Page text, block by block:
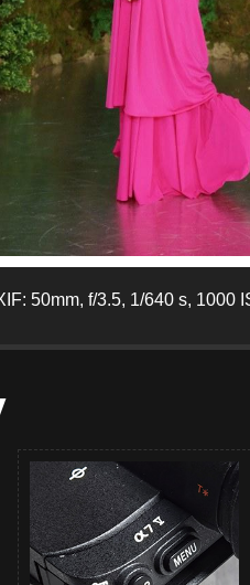
50mm, f/3.5, 1/640 s, 1000